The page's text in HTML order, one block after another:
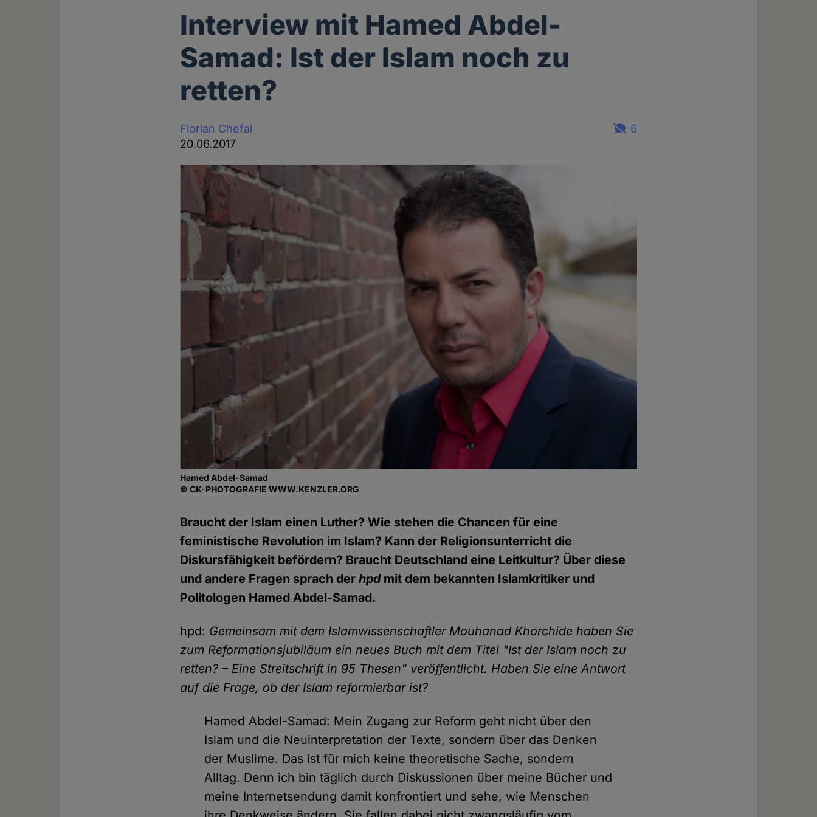
Interview mit Hamed Abdel-
Samad: Ist der Islam noch zu
retten?
Florian Chefai
20.06.2017
6
Hamed Abdel-Samad
© CK-PHOTOGRAFIE WWW.KENZLER.ORG
Braucht der Islam einen Luther? Wie stehen die Chancen für eine
feministische Revolution im Islam? Kann der Religionsunterricht die
Diskursfähigkeit befördern? Braucht Deutschland eine Leitkultur? Über diese
und andere Fragen sprach derhpdmit dem bekannten Islamkritiker und
Politologen Hamed Abdel-Samad.
hpd: Gemeinsam mit dem Islamwissenschaftler Mouhanad Khorchide haben Sie
zum Reformationsjubiläum ein neues Buch mit dem Titel "Ist der Islam noch zu
retten? – Eine Streitschrift in 95 Thesen" veröffentlicht. Haben Sie eine Antwort
auf die Frage, ob der Islam reformierbar ist?
Hamed Abdel-Samad: Mein Zugang zur Reform geht nicht über den
Islam und die Neuinterpretation der Texte, sondern über das Denken
der Muslime. Das ist für mich keine theoretische Sache, sondern
Alltag. Denn ich bin täglich durch Diskussionen über meine Bücher und
meine Internetsendung damit konfrontiert und sehe, wie Menschen